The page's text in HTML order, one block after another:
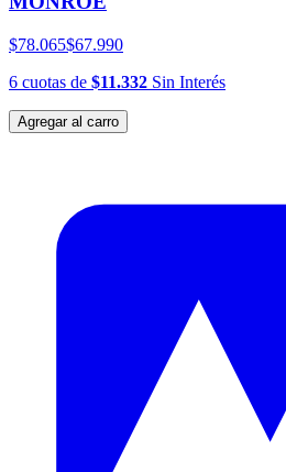
$78.065$67.990
6 cuotas de $11.332 Sin Interés
Agregar al carro